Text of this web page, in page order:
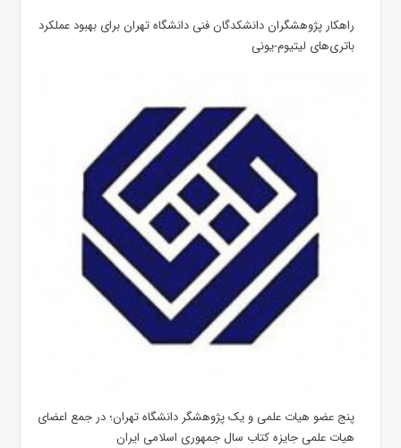
راهکار پژوهشگران دانشکدگان فنی دانشگاه تهران برای بهبود عملکرد
باتری‌های لیتیوم-یونی
پنج عضو هیات علمی و یک پژوهشگر دانشگاه تهران؛ در جمع اعضای
هیات علمی جایزه کتاب سال جمهوری اسلامی ایران